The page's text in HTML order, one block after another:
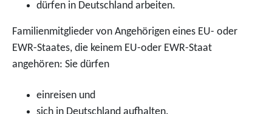
dürfen in Deutschland arbeiten.
Familienmitglieder von Angehörigen eines EU- oder
EWR-Staates, die keinem EU-oder EWR-Staat
angehören: Sie dürfen
einreisen und